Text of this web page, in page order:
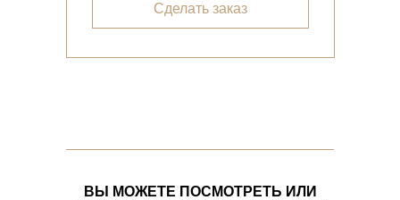
Сделать заказ
ВЫ МОЖЕТЕ ПОСМОТРЕТЬ ИЛИ